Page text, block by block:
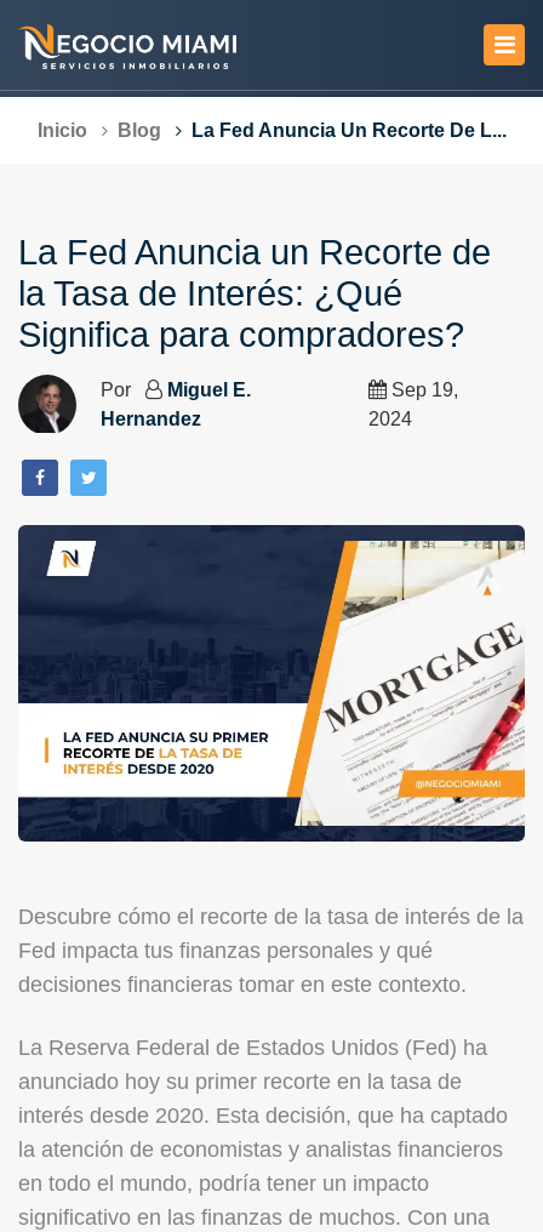
Inicio Blog La Fed Anuncia Un Recorte De L...
La Fed Anuncia un Recorte de
la Tasa de Interés: ¿Qué
Significa para compradores?
Por
Miguel E.
Hernandez
Sep 19,
2024
Descubre cómo el recorte de la tasa de interés de la
Fed impacta tus finanzas personales y qué
decisiones financieras tomar en este contexto.
La Reserva Federal de Estados Unidos (Fed) ha
anunciado hoy su primer recorte en la tasa de
interés desde 2020. Esta decisión, que ha captado
la atención de economistas y analistas financieros
en todo el mundo, podría tener un impacto
significativo en las finanzas de muchos. Con una